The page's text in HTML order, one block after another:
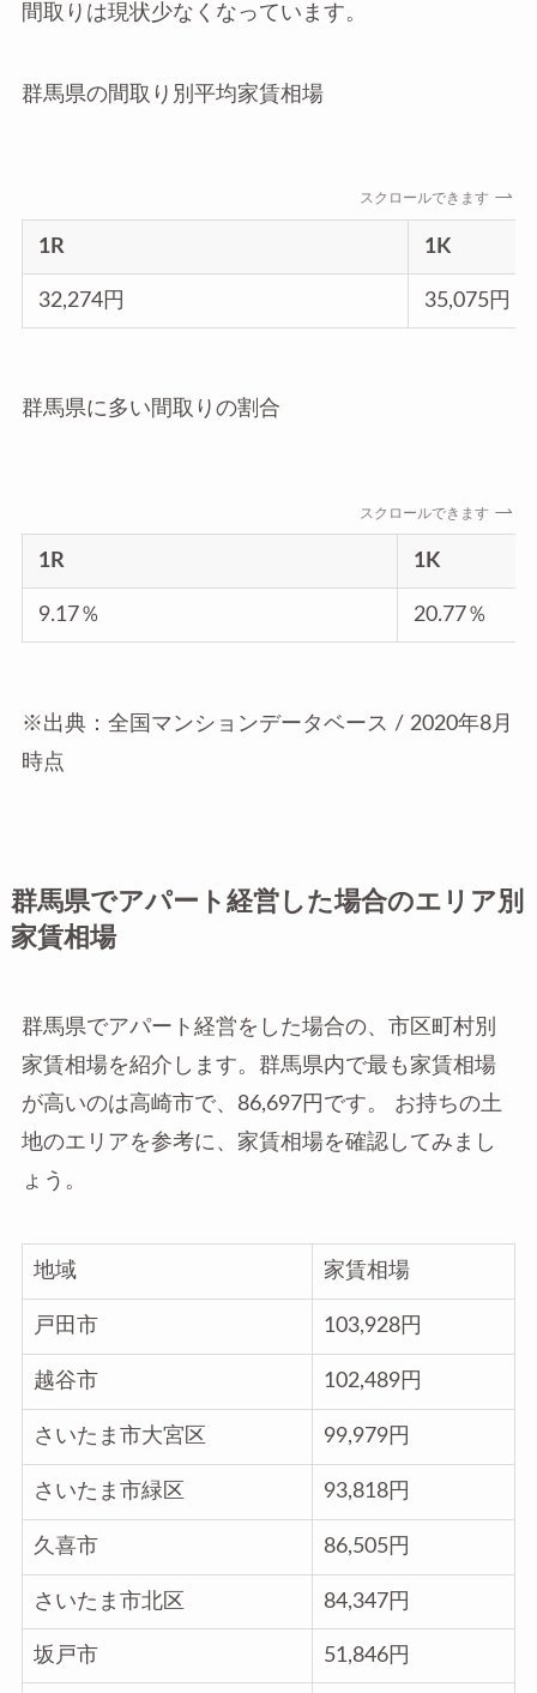
間取りは現状少なくなっています。
群馬県の間取り別平均家賃相場
スクロールできます
1R 1K
32,274円 35,075円
群馬県に多い間取りの割合
スクロールできます
1R 1K
9.17％ 20.77％
※出典：全国マンションデータベース / 2020年8月
時点
群馬県でアパート経営した場合のエリア別
家賃相場
群馬県でアパート経営をした場合の、市区町村別
家賃相場を紹介します。群馬県内で最も家賃相場
が高いのは高崎市で、86,697円です。 お持ちの土
地のエリアを参考に、家賃相場を確認してみまし
ょう。
地域 家賃相場
戸田市 103,928円
越谷市 102,489円
さいたま市大宮区 99,979円
さいたま市緑区 93,818円
久喜市 86,505円
さいたま市北区 84,347円
坂戸市 51,846円